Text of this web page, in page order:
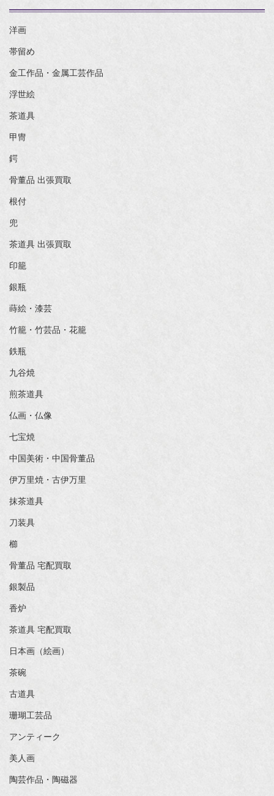
洋画
帯留め
金工作品・金属工芸作品
浮世絵
茶道具
甲冑
鍔
骨董品 出張買取
根付
兜
茶道具 出張買取
印籠
銀瓶
蒔絵・漆芸
竹籠・竹芸品・花籠
鉄瓶
九谷焼
煎茶道具
仏画・仏像
七宝焼
中国美術・中国骨董品
伊万里焼・古伊万里
抹茶道具
刀装具
櫛
骨董品 宅配買取
銀製品
香炉
茶道具 宅配買取
日本画（絵画）
茶碗
古道具
珊瑚工芸品
アンティーク
美人画
陶芸作品・陶磁器